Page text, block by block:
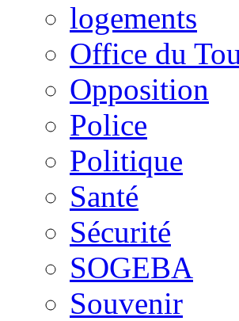
logements
Office du
Opposition
Police
Politique
Santé
Sécurité
SOGEBA
Souvenir